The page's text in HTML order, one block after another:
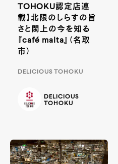
TOHOKU認定店連
載】北限のしらすの旨
さと閖上の今を知る
『café malta』（名取
市）
DELICIOUS TOHOKU
DELICIOUS
TOHOKU